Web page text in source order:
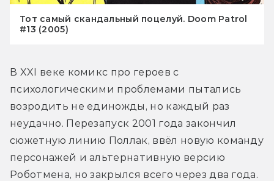
Тот самый скандальный поцелуй. Doom Patrol
#13 (2005)
В XXI веке комикс про героев с
психологическими проблемами пытались
возродить не единожды, но каждый раз
неудачно. Перезапуск 2001 года закончил
сюжетную линию Поллак, ввёл новую команду
персонажей и альтернативную версию
Роботмена, но закрылся всего через два года.